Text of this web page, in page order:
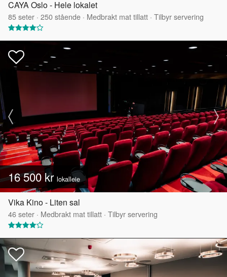
CAYA Oslo - Hele lokalet
85seter · 250stående · Medbrakt mat tillatt · Tilbyr servering
16 500 kr lokalleie
Vika Kino - Liten sal
46seter · Medbrakt mat tillatt · Tilbyr servering